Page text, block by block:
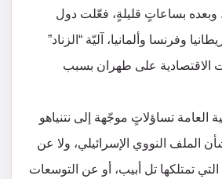
وبعده بساعاتٍ قليلةٍ، فعّلت دول
وفرنسا وألمانيا، آليّة “الزناد”
الاقتصادية على طهران بسبب
العامة تساؤلاتٍ موجّهة إلى نتنياهو
الملف النووي الإسرائيلي، ولا عن
تمتلكها تل أبيب، أو عن التوسعات